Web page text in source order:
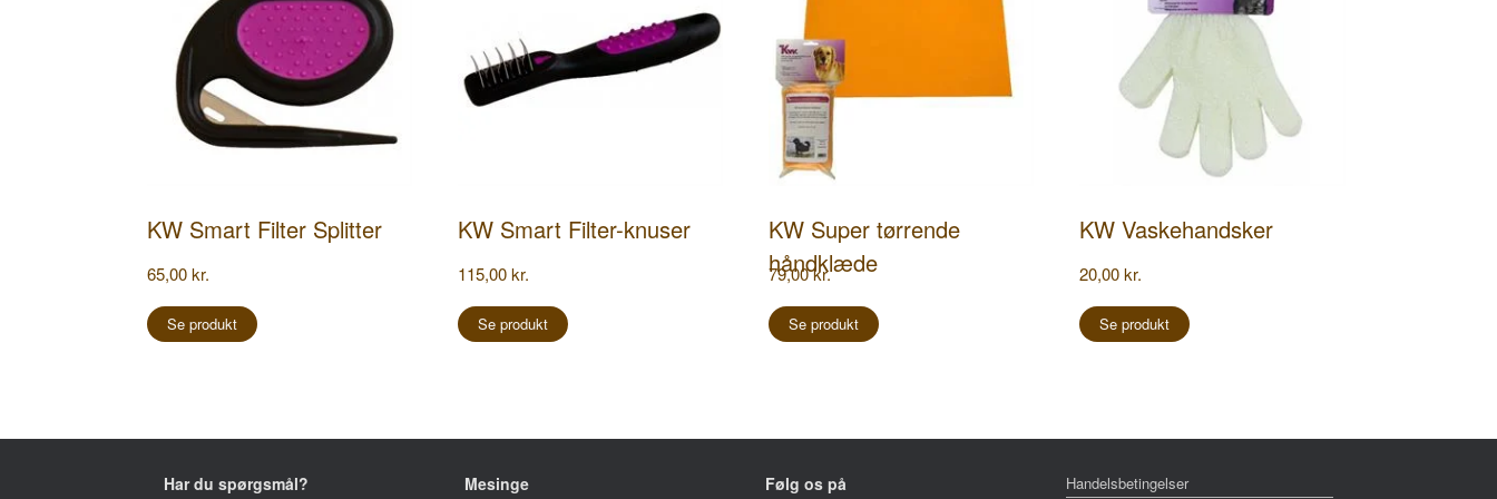
KW Smart Filter Splitter
65,00kr.
Se produkt
KW Smart Filter-knuser
115,00kr.
Se produkt
KW Super tørrende
håndklæde
79,00kr.
Se produkt
KW Vaskehandsker
20,00kr.
Se produkt
Har du spørgsmål? Mesinge Følg os på Handelsbetingelser